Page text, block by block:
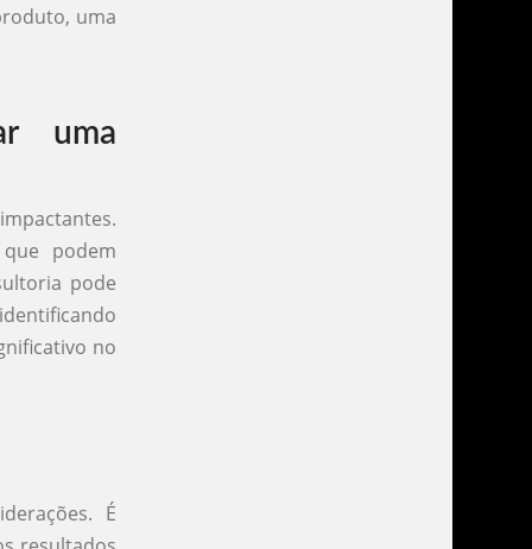
uma
uma
podem
pode
no
É